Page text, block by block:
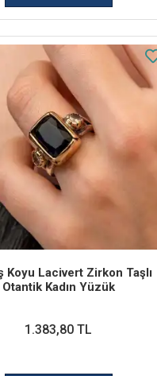
Koyu Lacivert Zirkon Taşlı
Otantik Kadın Yüzük
1.383,80 TL